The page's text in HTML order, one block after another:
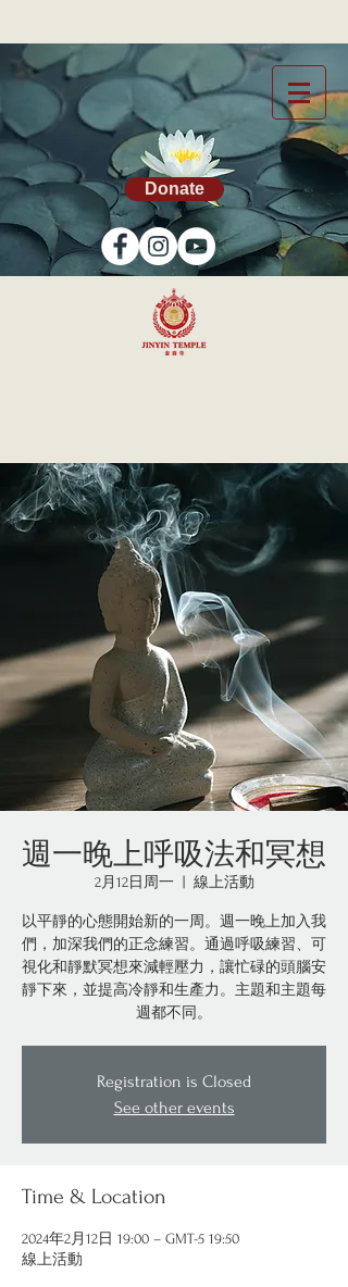
Donate
週一晚上呼吸法和冥想
2月12日周一
  |
線上活動
以平靜的心態開始新的一周。週一晚上加入我
們，加深我們的正念練習。通過呼吸練習、可
視化和靜默冥想來減輕壓力，讓忙碌的頭腦安
靜下來，並提高冷靜和生產力。主題和主題每
週都不同。
Registration is Closed
See other events
Time & Location
2024年2月12日 19:00 – GMT-5 19:50
線上活動